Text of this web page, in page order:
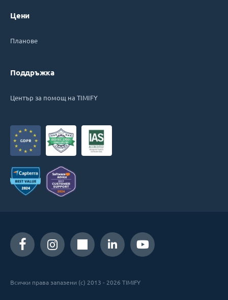
Цени
Планове
Поддръжка
Център за помощ на TIMIFY
Всички права запазени (c) 2013 - 2026 TIMIFY